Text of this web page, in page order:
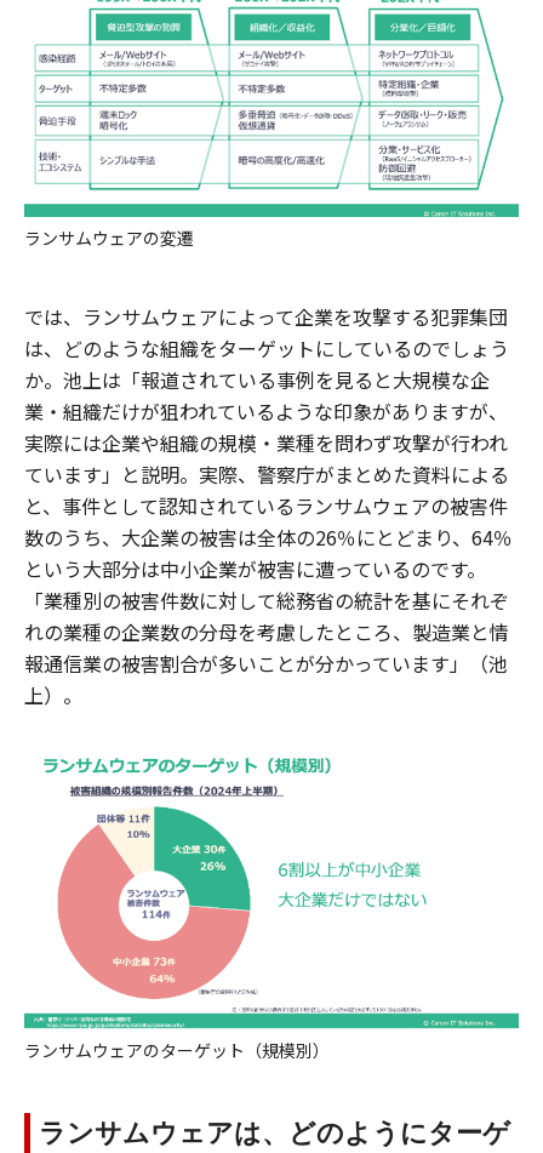
ランサムウェアの変遷
では、ランサムウェアによって企業を攻撃する犯罪集団
は、どのような組織をターゲットにしているのでしょう
か。池上は「報道されている事例を見ると大規模な企
業・組織だけが狙われているような印象がありますが、
実際には企業や組織の規模・業種を問わず攻撃が行われ
ています」と説明。実際、警察庁がまとめた資料による
と、事件として認知されているランサムウェアの被害件
数のうち、大企業の被害は全体の26％にとどまり、64％
という大部分は中小企業が被害に遭っているのです。
「業種別の被害件数に対して総務省の統計を基にそれぞ
れの業種の企業数の分母を考慮したところ、製造業と情
報通信業の被害割合が多いことが分かっています」（池
上）。
ランサムウェアのターゲット（規模別）
ランサムウェアは、どのようにターゲ